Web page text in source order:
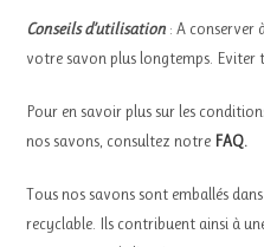
Conseils d’utilisation : A conserver
votre savon plus longtemps. Eviter
Pour en savoir plus sur les
nos savons, consultez notre FAQ.
Tous nos savons sont emballés
recyclable. Ils contribuent ainsi à